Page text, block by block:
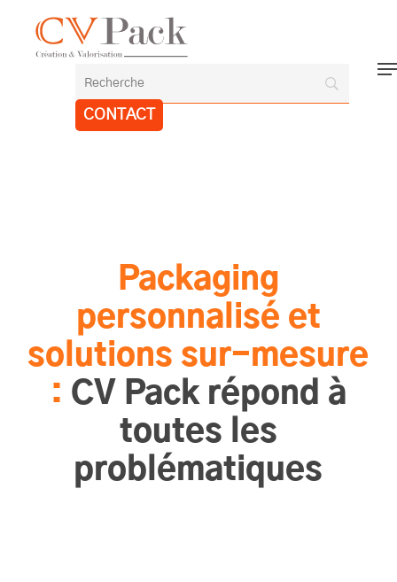
CONTACT
Packaging
personnalisé et
solutions sur-mesure
: CV Pack répond à
toutes les
problématiques
Menu